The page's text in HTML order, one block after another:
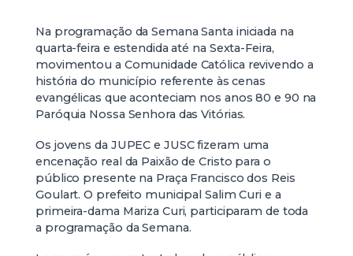
Na programação da Semana Santa iniciada na
quarta-feira e estendida até na Sexta-Feira,
movimentou a Comunidade Católica revivendo a
história do município referente às cenas
evangélicas que aconteciam nos anos 80 e 90 na
Paróquia Nossa Senhora das Vitórias.
Os jovens da JUPEC e JUSC fizeram uma
encenação real da Paixão de Cristo para o
público presente na Praça Francisco dos Reis
Goulart. O prefeito municipal Salim Curi e a
primeira-dama Mariza Curi, participaram de toda
a programação da Semana.